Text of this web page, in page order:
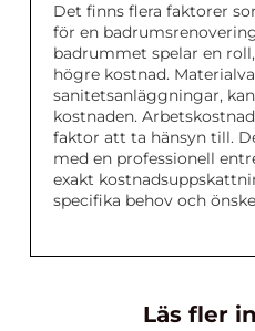
Det finns flera faktorer
för en
badrummet spelar en
högre kostnad.
sanitetsanläggningar,
kostnaden.
faktor att ta hänsyn till.
med en professionell
exakt
specifika behov och
Läs fler